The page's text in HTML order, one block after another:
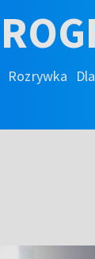
Rozrywka